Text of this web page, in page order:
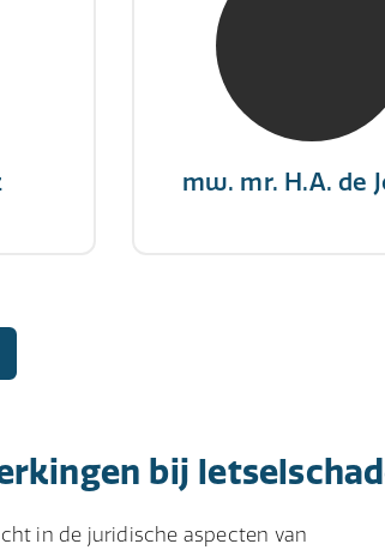
mw. mr. H.A. de
NIVRE Register-
"There is no elevator
you need to take the
bij
in de juridische aspecten van